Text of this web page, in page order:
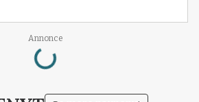
Annonce
Loading...